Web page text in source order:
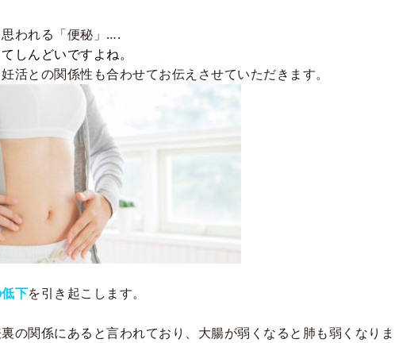
われる「便秘」….
しんどいですよね。
活との関係性も合わせてお伝えさせていただきます。
下を引き起こします。
の関係にあると言われており、大腸が弱くなると肺も弱くなりま